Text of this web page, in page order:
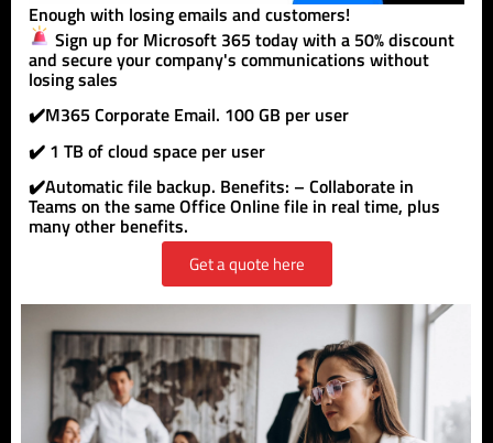
Enough with losing emails and customers!
Sign up for Microsoft 365 today with a 50% discount
and secure your company's communications without
losing sales
✔️M365 Corporate Email. 100 GB per user
✔️ 1 TB of cloud space per user
✔️Automatic file backup. Benefits: – Collaborate in
Teams on the same Office Online file in real time, plus
many other benefits.
Get a quote here